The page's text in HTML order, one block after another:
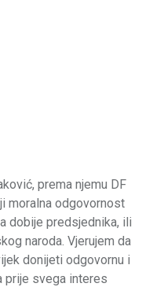
prema njemu DF
moralna odgovornost
dobije predsjednika, ili
naroda. Vjerujem da
donijeti odgovornu i
prije svega interes